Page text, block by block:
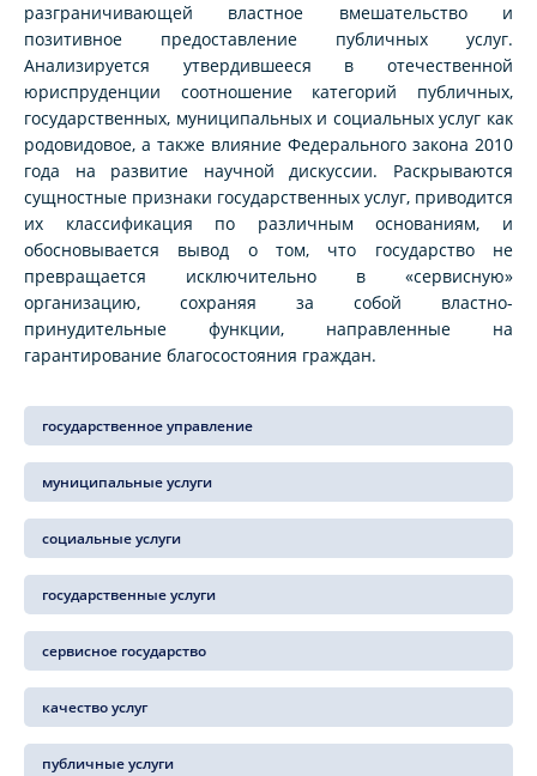
разграничивающей властное вмешательство и
позитивное предоставление публичных услуг.
Анализируется утвердившееся в отечественной
юриспруденции соотношение категорий публичных,
государственных, муниципальных и социальных услуг как
родовидовое, а также влияние Федерального закона 2010
года на развитие научной дискуссии. Раскрываются
сущностные признаки государственных услуг, приводится
их классификация по различным основаниям, и
обосновывается вывод о том, что государство не
превращается исключительно в «сервисную»
организацию, сохраняя за собой властно-
принудительные функции, направленные на
гарантирование благосостояния граждан.
государственное управление
муниципальные услуги
социальные услуги
государственные услуги
сервисное государство
качество услуг
публичные услуги